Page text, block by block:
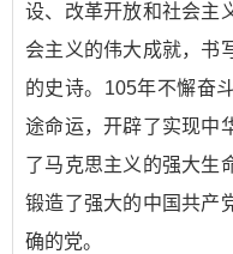
设、改革开放和社会主
会主义的伟大成就，书
的史诗。105年不懈奋
途命运，开辟了实现中
了马克思主义的强大生
锻造了强大的中国共产
确的党。